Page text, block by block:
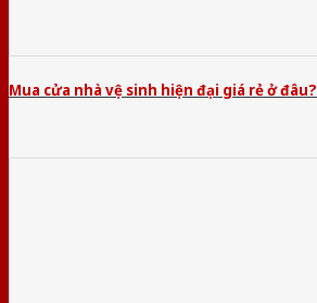
Mua cửa nhà vệ sinh hiện đại giá rẻ ở đâu?